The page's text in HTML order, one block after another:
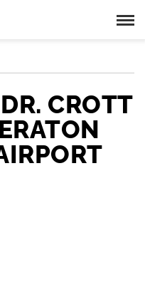
CROTT